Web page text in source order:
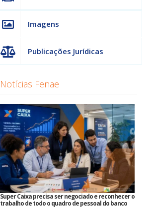
Imagens
Publicações Jurídicas
Notícias Fenae
Super Caixa precisa ser negociado e reconhecer o
trabalho de todo o quadro de pessoal do banco